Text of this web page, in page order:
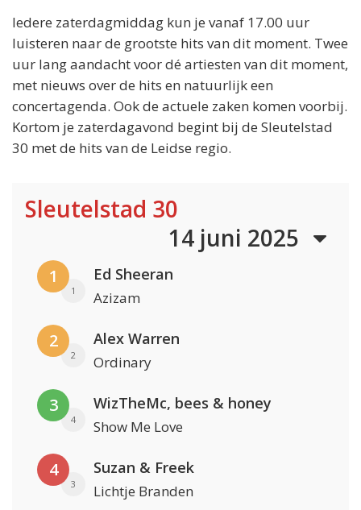
Iedere zaterdagmiddag kun je vanaf 17.00 uur
luisteren naar de grootste hits van dit moment. Twee
uur lang aandacht voor dé artiesten van dit moment,
met nieuws over de hits en natuurlijk een
concertagenda. Ook de actuele zaken komen voorbij.
Kortom je zaterdagavond begint bij de Sleutelstad
30 met de hits van de Leidse regio.
Sleutelstad 30
14 juni 2025
1
1
Ed Sheeran
Azizam
2
2
Alex Warren
Ordinary
3
4
WizTheMc, bees & honey
Show Me Love
4
3
Suzan & Freek
Lichtje Branden